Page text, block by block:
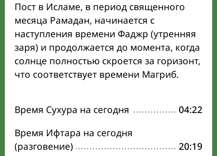
Пост в Исламе, в период священного
месяца Рамадан, начинается с
наступления времени Фаджр (утренняя
заря) и продолжается до момента, когда
солнце полностью скроется за горизонт,
что соответствует времени Магриб.
Время Сухура на сегодня
04:22
Время Ифтара на сегодня
(разговение)
20:19